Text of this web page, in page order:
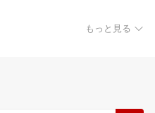
もっと見る